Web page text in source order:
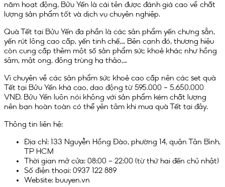
năm hoạt động, Bửu Yến là cái tên được đánh giá cao về chất
lượng sản phẩm tốt và dịch vụ chuyên nghiệp.
Quà Tết tại Bửu Yến đa phần là các sản phẩm yến chưng sẵn,
yến rút lông cao cấp, yến tinh chế,… Bên cạnh đó, thương hiệu
còn cung cấp thêm một số sản phẩm sức khoẻ khác như hồng
sâm, mật ong, đông trùng hạ thảo,…
Vì chuyên về các sản phẩm sức khoẻ cao cấp nên các set quà
Tết tại Bửu Yến khá cao, dao động từ 595.000 – 5.650.000
VNĐ. Bửu Yến luôn nói không với sản phẩm kém chất lượng
nên bạn hoàn toàn có thể yên tâm khi mua quà Tết tại đây.
Thông tin liên hệ:
Địa chỉ: 133 Nguyễn Hồng Đào, phường 14, quận Tân Bình,
TP HCM
Thời gian mở cửa: 08:00 – 22:00 (từ thứ hai đến chủ nhật)
Số điện thoại: 0937 122 889
Website: buuyen.vn